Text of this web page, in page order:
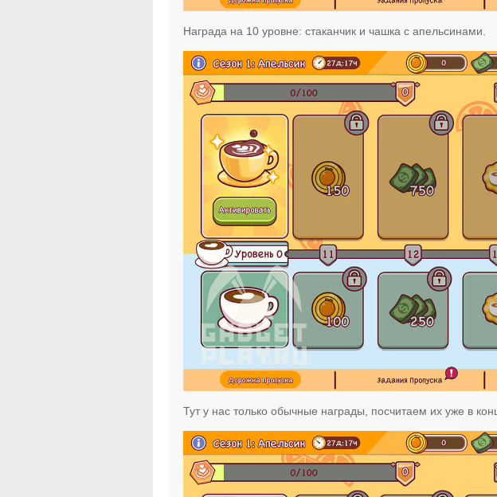
Награда на 10 уровне: стаканчик и чашка с апельсинами.
Тут у нас только обычные награды, посчитаем их уже в